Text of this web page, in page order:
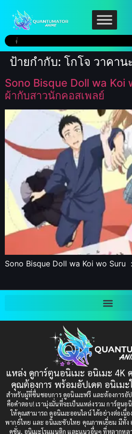
ป้ายกำกับ: โกโจ วาคาน
Sono Bisque Doll wa Koi
ผ้ากับสาวนักคอสเพลย์
Sono Bisque Doll wa Koi wo
แหล่ง ดูการ์ตูนอนิเมะ อนิเมะ 4K
คุณต้องการ พร้อมอัปเดต อนิเม
สำหรับผู้ที่ชื่นชอบการ ดูอนิเมะฟรี และต้องการอั
คือคำตอบ! เรามุ่งมั่นที่จะเป็นแหล่งรวม การ์ตูน
ให้คุณสามารถ ดูอนิเมะออนไลน์ ได้อย่างต่อเนื่อ
พากย์ไทย และ อนิเมะซับไทย คุณภาพเยี่ยม มีทั้ง
คชั่น, อนิเมะโรแมนติก และแนวอื่นๆ ที่หลากห